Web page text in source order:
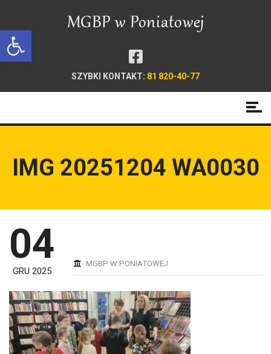
Open toolbar
SZYBKI KONTAKT: 81 820-40-77
IMG 20251204 WA0030
04
GRU 2025
MGBP W PONIATOWEJ